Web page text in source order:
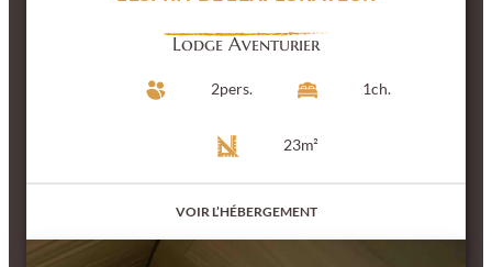
Lodge Aventurier
2pers. 1ch.
23m²
VOIR L’HÉBERGEMENT